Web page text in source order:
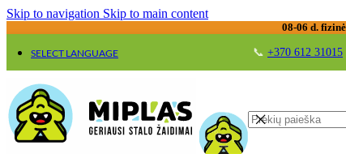
Skip to navigation Skip to main content
08-06 d.
SELECT LANGUAGE 📞 +370 612 31015